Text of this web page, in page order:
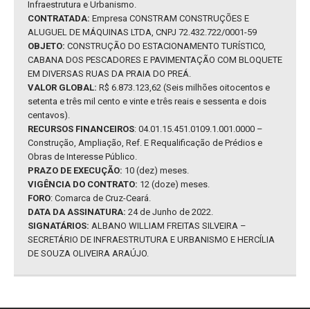
Infraestrutura e Urbanismo.
CONTRATADA: Empresa CONSTRAM CONSTRUÇÕES E
ALUGUEL DE MÁQUINAS LTDA, CNPJ 72.432.722/0001-59
OBJETO: CONSTRUÇÃO DO ESTACIONAMENTO TURÍSTICO,
CABANA DOS PESCADORES E PAVIMENTAÇÃO COM BLOQUETE
EM DIVERSAS RUAS DA PRAIA DO PREÁ.
VALOR GLOBAL: R$ 6.873.123,62 (Seis milhões oitocentos e
setenta e três mil cento e vinte e três reais e sessenta e dois
centavos).
RECURSOS FINANCEIROS: 04.01.15.451.0109.1.001.0000 –
Construção, Ampliação, Ref. E Requalificação de Prédios e
Obras de Interesse Público.
PRAZO DE EXECUÇÃO: 10 (dez) meses.
VIGÊNCIA DO CONTRATO: 12 (doze) meses.
FORO: Comarca de Cruz-Ceará.
DATA DA ASSINATURA: 24 de Junho de 2022.
SIGNATÁRIOS: ALBANO WILLIAM FREITAS SILVEIRA –
SECRETÁRIO DE INFRAESTRUTURA E URBANISMO E HERCÍLIA
DE SOUZA OLIVEIRA ARAÚJO.